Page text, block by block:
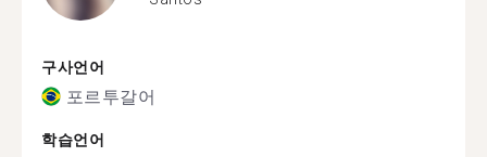
구사언어
포르투갈어
학습언어